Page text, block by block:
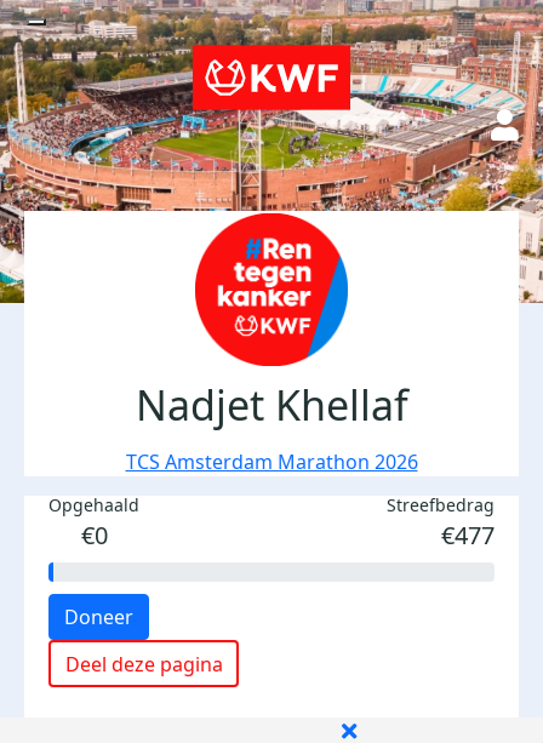
Nadjet Khellaf
TCS Amsterdam Marathon 2026
Opgehaald
€0
Streefbedrag
€477
Doneer
Deel deze pagina